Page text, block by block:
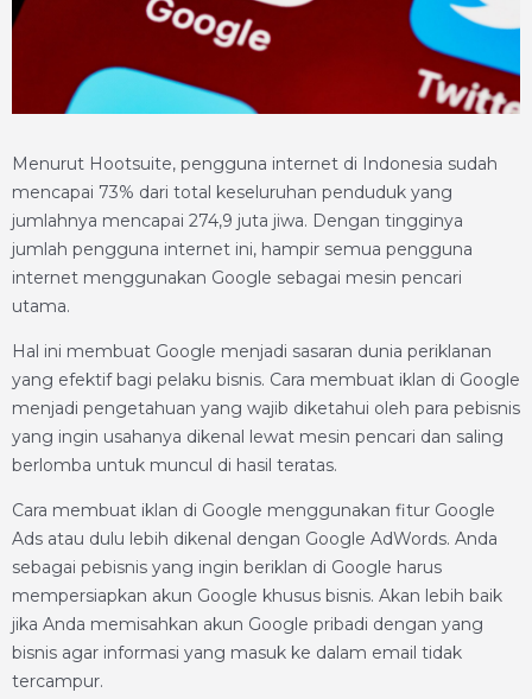
Menurut Hootsuite, pengguna internet di Indonesia sudah
mencapai 73% dari total keseluruhan penduduk yang
jumlahnya mencapai 274,9 juta jiwa. Dengan tingginya
jumlah pengguna internet ini, hampir semua pengguna
internet menggunakan Google sebagai mesin pencari
utama.
Hal ini membuat Google menjadi sasaran dunia periklanan
yang efektif bagi pelaku bisnis. Cara membuat iklan di Google
menjadi pengetahuan yang wajib diketahui oleh para pebisnis
yang ingin usahanya dikenal lewat mesin pencari dan saling
berlomba untuk muncul di hasil teratas.
Cara membuat iklan di Google menggunakan fitur Google
Ads atau dulu lebih dikenal dengan Google AdWords. Anda
sebagai pebisnis yang ingin beriklan di Google harus
mempersiapkan akun Google khusus bisnis. Akan lebih baik
jika Anda memisahkan akun Google pribadi dengan yang
bisnis agar informasi yang masuk ke dalam email tidak
tercampur.